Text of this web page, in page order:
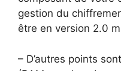
gestion du
être en version 2.0
– D’autres points